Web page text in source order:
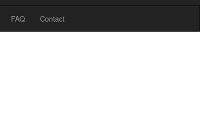
FAQ Contact